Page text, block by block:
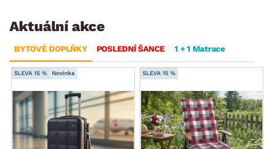
Aktuální akce
BYTOVÉ DOPLŇKY POSLEDNÍ ŠANCE 1 + 1 Matrace
SLEVA 15 % Novinka SLEVA 15 %